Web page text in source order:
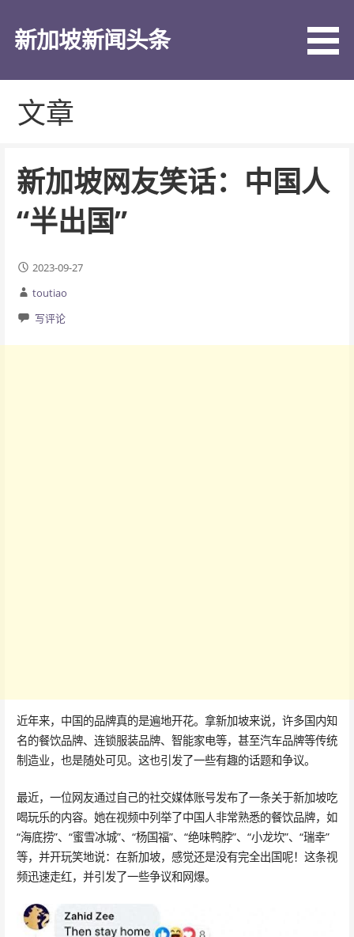
新加坡新闻头条
文章
新加坡网友笑话：中国人
“半出国”
2023-09-27
toutiao
写评论
近年来，中国的品牌真的是遍地开花。拿新加坡来说，许多国内知
名的餐饮品牌、连锁服装品牌、智能家电等，甚至汽车品牌等传统
制造业，也是随处可见。这也引发了一些有趣的话题和争议。
最近，一位网友通过自己的社交媒体账号发布了一条关于新加坡吃
喝玩乐的内容。她在视频中列举了中国人非常熟悉的餐饮品牌，如
“海底捞”、“蜜雪冰城”、“杨国福”、“绝味鸭脖”、“小龙坎”、“瑞幸”
等，并开玩笑地说：在新加坡，感觉还是没有完全出国呢！这条视
频迅速走红，并引发了一些争议和网爆。